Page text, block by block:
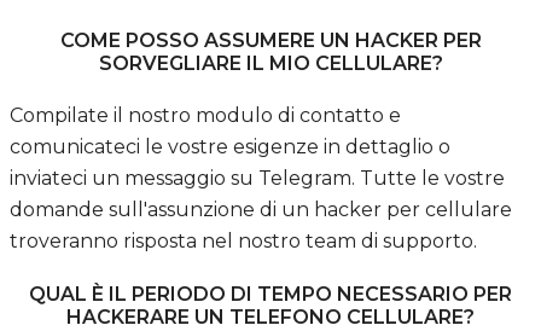
COME POSSO ASSUMERE UN HACKER PER
SORVEGLIARE IL MIO CELLULARE?
Compilate il nostro modulo di contatto e
comunicateci le vostre esigenze in dettaglio o
inviateci un messaggio su Telegram. Tutte le vostre
domande sull'assunzione di un hacker per cellulare
troveranno risposta nel nostro team di supporto.
QUAL È IL PERIODO DI TEMPO NECESSARIO PER
HACKERARE UN TELEFONO CELLULARE?